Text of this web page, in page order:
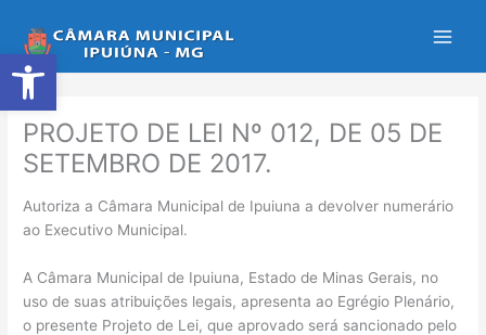
Abrir a barra de ferramentas
para
o
conteúdo
PROJETO DE LEI Nº 012, DE 05 DE
SETEMBRO DE 2017.
Autoriza a Câmara Municipal de Ipuiuna a devolver numerário
ao Executivo Municipal.
A Câmara Municipal de Ipuiuna, Estado de Minas Gerais, no
uso de suas atribuições legais, apresenta ao Egrégio Plenário,
o presente Projeto de Lei, que aprovado será sancionado pelo